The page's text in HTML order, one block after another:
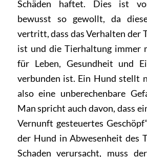
Schäden haftet. Dies ist
bewusst so gewollt, da
vertritt, dass das Verhalten der
ist und die Tierhaltung immer
für Leben, Gesundheit und
verbunden ist. Ein Hund stellt
also eine unberechenbare
Man spricht auch davon, dass
Vernunft gesteuertes
der Hund in Abwesenheit des
Schaden verursacht, muss